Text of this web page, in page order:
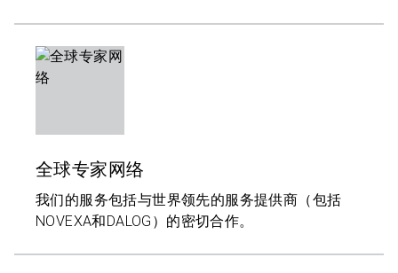
全球专家网络
我们的服务包括与世界领先的服务提供商（包括
NOVEXA和DALOG）的密切合作。